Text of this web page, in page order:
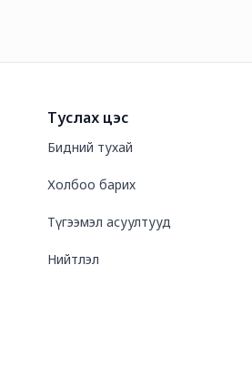
Туслах цэс
Бидний тухай
Холбоо барих
Түгээмэл асуултууд
Нийтлэл